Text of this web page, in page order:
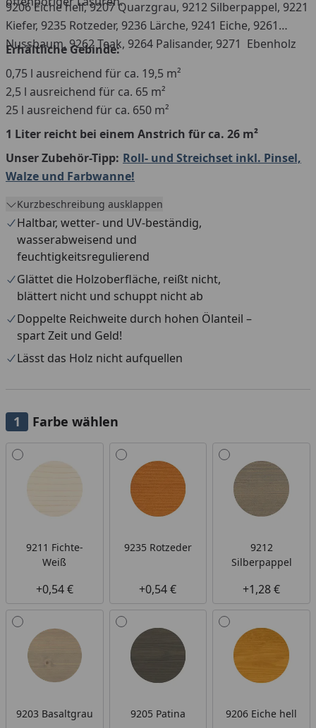
9206 Eiche hell, 9207 Quarzgrau, 9212 Silberpappel, 9221
Kiefer, 9235 Rotzeder, 9236 Lärche, 9241 Eiche, 9261
Nussbaum, 9262 Teak, 9264 Palisander, 9271 Ebenholz
Erhältliche Gebinde:
0,75 l ausreichend für ca. 19,5 m²
2,5 l ausreichend für ca. 65 m²
25 l ausreichend für ca. 650 m²
1 Liter reicht bei einem Anstrich für ca. 26 m²
Unser Zubehör-Tipp: Roll- und Streichset inkl. Pinsel,
Walze und Farbwanne!
Kurzbeschreibung ausklappen
Haltbar, wetter- und UV-beständig,
wasserabweisend und
feuchtigkeitsregulierend
Glättet die Holzoberfläche, reißt nicht,
blättert nicht und schuppt nicht ab
Doppelte Reichweite durch hohen Ölanteil –
spart Zeit und Geld!
Lässt das Holz nicht aufquellen
Farbe wählen
Alle anzeigen (14)
9211 Fichte-
Weiß
+0,54 €
9235 Rotzeder
+0,54 €
9212
Silberpappel
+1,28 €
9203 Basaltgrau 9205 Patina 9206 Eiche hell